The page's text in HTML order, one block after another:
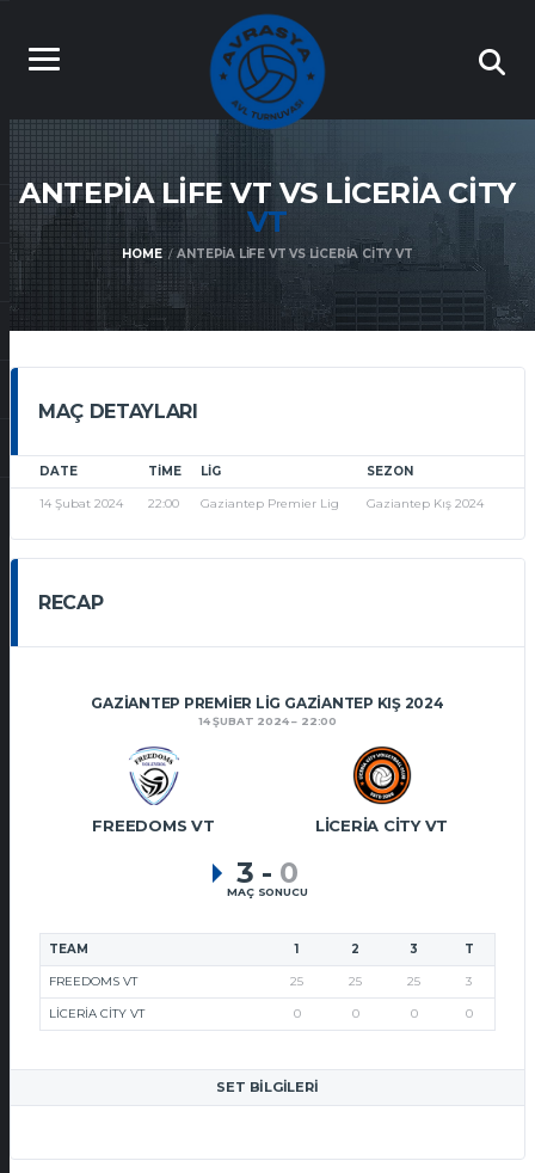
ANTEPIA LIFE VT VS LICERIA CITY
VT
HOME ANTEPIA LIFE VT VS LICERIA CITY VT
MAÇ DETAYLARI
DATE TIME LIG SEZON
14 Şubat 2024 22:00 Gaziantep Premier Lig Gaziantep Kış 2024
RECAP
GAZIANTEP PREMIER LIG GAZIANTEP KIŞ 2024
14 ŞUBAT 2024 22:00
FREEDOMS VT LICERIA CITY VT
3 - 0
MAÇ SONUCU
TEAM 1 2 3 T
FREEDOMS VT 25 25 25 3
LICERIA CITY VT 0 0 0 0
SET BILGILERI